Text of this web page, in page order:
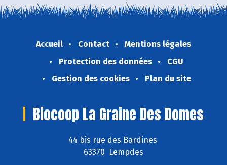
Accueil Contact
Mentions légales
Protection des données
CGU
Gestion des cookies
Plan du site
Biocoop La Graine Des Domes
44 bis rue des Bardines
63370 Lempdes